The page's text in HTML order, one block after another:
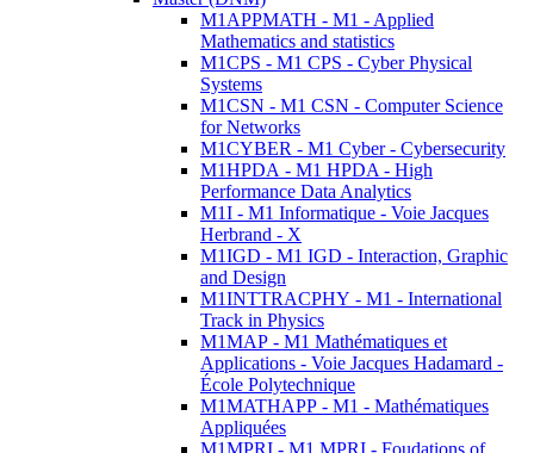
M1APPMATH - M1 - Applied
Mathematics and statistics
M1CPS - M1 CPS - Cyber Physical
Systems
M1CSN - M1 CSN - Computer Science
for Networks
M1CYBER - M1 Cyber - Cybersecurity
M1HPDA - M1 HPDA - High
Performance Data Analytics
M1I - M1 Informatique - Voie Jacques
Herbrand - X
M1IGD - M1 IGD - Interaction, Graphic
and Design
M1INTTRACPHY - M1 - International
Track in Physics
M1MAP - M1 Mathématiques et
Applications - Voie Jacques Hadamard -
École Polytechnique
M1MATHAPP - M1 - Mathématiques
Appliquées
M1MPRI - M1 MPRI - Foudations of